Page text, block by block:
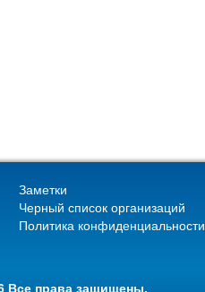
Заметки
Черный список организаций
Политика конфиденциальности
Все права защищены.